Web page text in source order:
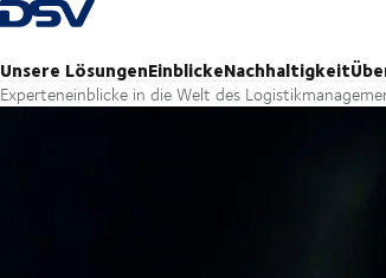
Zurück zur Startseite
Unsere LösungenEinblickeNachhaltigkeit
Experteneinblicke in die Welt des